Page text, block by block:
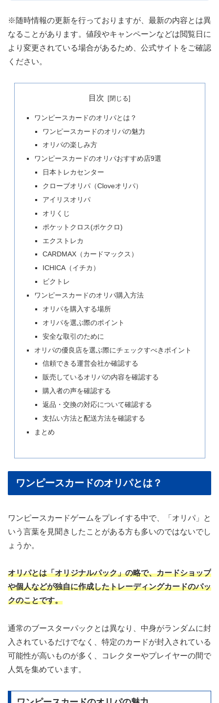
※随時情報の更新を行っておりますが、最新の内容とは異
なることがあります。値段やキャンペーンなどは閲覧日に
より変更されている場合があるため、公式サイトをご確認
ください。
目次
ワンピースカードのオリパとは？
ワンピースカードのオリパの魅力
オリパの楽しみ方
ワンピースカードのオリパおすすめ店9選
日本トレカセンター
クローブオリパ（Cloveオリパ）
アイリスオリパ
オリくじ
ポケットクロス(ポケクロ)
エクストレカ
CARDMAX（カードマックス）
ICHICA（イチカ）
ビクトレ
ワンピースカードのオリパ購入方法
オリパを購入する場所
オリパを選ぶ際のポイント
安全な取引のために
オリパの優良店を選ぶ際にチェックすべきポイント
信頼できる運営会社か確認する
販売しているオリパの内容を確認する
購入者の声を確認する
返品・交換の対応について確認する
支払い方法と配送方法を確認する
まとめ
ワンピースカードのオリパとは？
ワンピースカードゲームをプレイする中で、「オリパ」と
いう言葉を見聞きしたことがある方も多いのではないでし
ょうか。
オリパとは「オリジナルパック」の略で、カードショップ
や個人などが独自に作成したトレーディングカードのパッ
クのことです。
通常のブースターパックとは異なり、中身がランダムに封
入されているだけでなく、特定のカードが封入されている
可能性が高いものが多く、コレクターやプレイヤーの間で
人気を集めています。